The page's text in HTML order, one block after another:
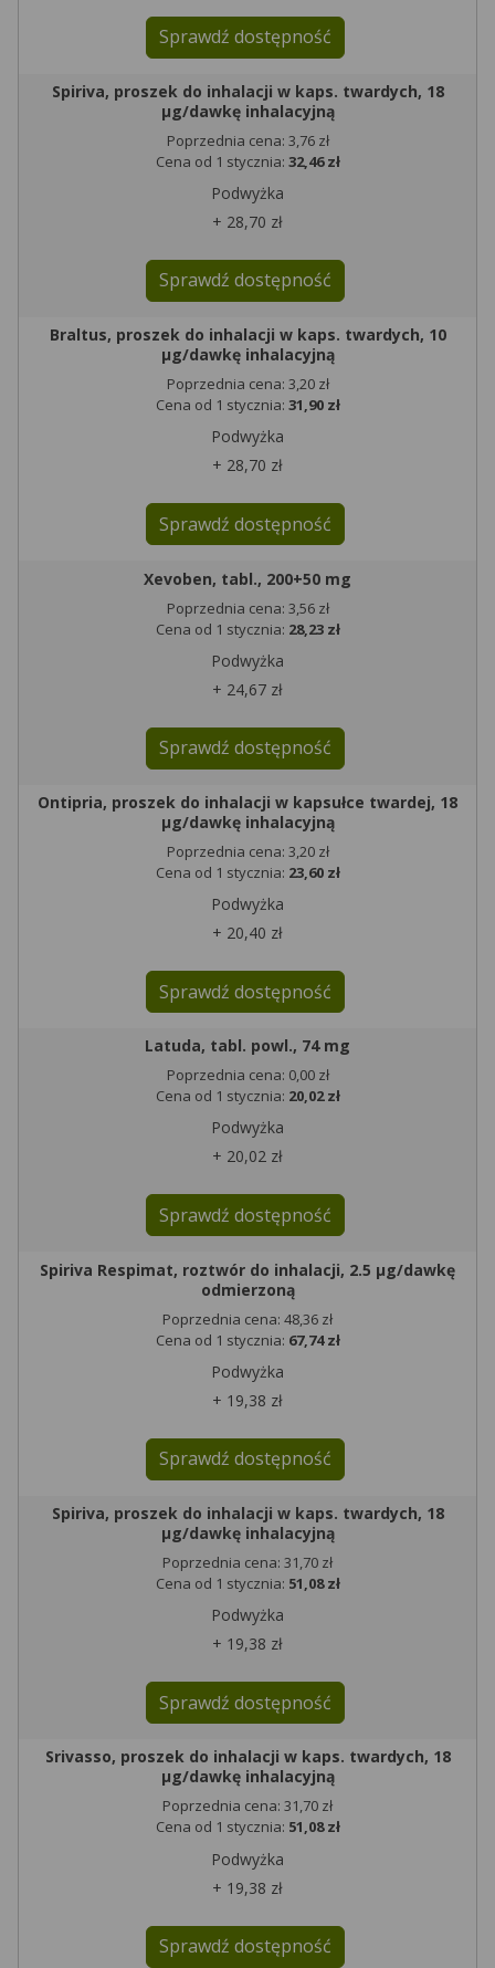
Sprawdź dostępność
Spiriva, proszek do inhalacji w kaps. twardych, 18
µg/dawkę inhalacyjną
Poprzednia cena: 3,76 zł
Cena od 1 stycznia: 32,46 zł
Podwyżka
+ 28,70 zł
Sprawdź dostępność
Braltus, proszek do inhalacji w kaps. twardych, 10
µg/dawkę inhalacyjną
Poprzednia cena: 3,20 zł
Cena od 1 stycznia: 31,90 zł
Podwyżka
+ 28,70 zł
Sprawdź dostępność
Xevoben, tabl., 200+50 mg
Poprzednia cena: 3,56 zł
Cena od 1 stycznia: 28,23 zł
Podwyżka
+ 24,67 zł
Sprawdź dostępność
Ontipria, proszek do inhalacji w kapsułce twardej, 18
µg/dawkę inhalacyjną
Poprzednia cena: 3,20 zł
Cena od 1 stycznia: 23,60 zł
Podwyżka
+ 20,40 zł
Sprawdź dostępność
Latuda, tabl. powl., 74 mg
Poprzednia cena: 0,00 zł
Cena od 1 stycznia: 20,02 zł
Podwyżka
+ 20,02 zł
Sprawdź dostępność
Spiriva Respimat, roztwór do inhalacji, 2.5 µg/dawkę
odmierzoną
Poprzednia cena: 48,36 zł
Cena od 1 stycznia: 67,74 zł
Podwyżka
+ 19,38 zł
Sprawdź dostępność
Spiriva, proszek do inhalacji w kaps. twardych, 18
µg/dawkę inhalacyjną
Poprzednia cena: 31,70 zł
Cena od 1 stycznia: 51,08 zł
Podwyżka
+ 19,38 zł
Sprawdź dostępność
Srivasso, proszek do inhalacji w kaps. twardych, 18
µg/dawkę inhalacyjną
Poprzednia cena: 31,70 zł
Cena od 1 stycznia: 51,08 zł
Podwyżka
+ 19,38 zł
Sprawdź dostępność